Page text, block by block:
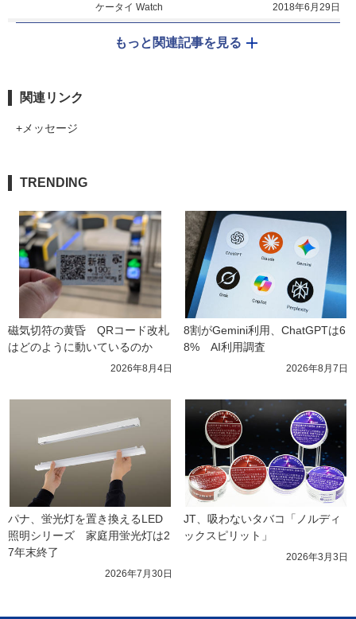
ケータイ Watch 2018年6月29日
もっと関連記事を見る
関連リンク
+メッセージ
TRENDING
磁気切符の黄昏　QRコード改札
はどのように動いているのか
2026年8月4日
8割がGemini利用、ChatGPTは6
8%　AI利用調査
2026年8月7日
パナ、蛍光灯を置き換えるLED
照明シリーズ　家庭用蛍光灯は2
7年末終了
2026年7月30日
JT、吸わないタバコ「ノルディ
ックスピリット」
2026年3月3日